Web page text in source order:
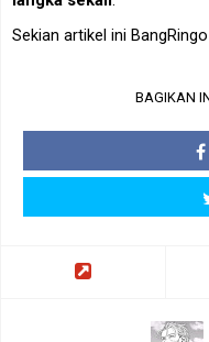
Sekian artikel ini
BAGIKAN